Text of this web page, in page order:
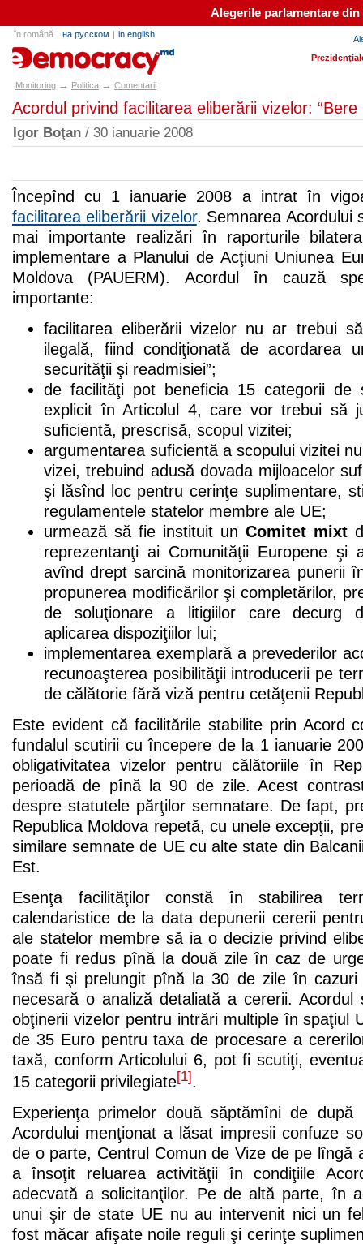
Alegerile parlamentare
în română | на русском | in english
e-democracy.md
Monitoring → Politica → Comentarii
Acordul privind facilitarea eliberării vizelor: “Bere
Igor Boţan / 30 ianuarie 2008
Începînd cu 1 ianuarie 2008 a intrat în
facilitarea eliberării vizelor. Semnarea Acordului
mai importante realizări în raporturile
implementare a Planului de Acţiuni Uniunea
Moldova (PAUERM). Acordul în cauză
importante:
facilitarea eliberării vizelor nu ar trebui
ilegală, fiind condiţionată de acordarea
securităţii şi readmisiei”;
de facilităţi pot beneficia 15 categorii de
explicit în Articolul 4, care vor trebui să
suficientă, prescrisă, scopul vizitei;
argumentarea suficientă a scopului vizitei
vizei, trebuind adusă dovada mijloacelor
şi lăsînd loc pentru cerinţe suplimentare,
regulamentele statelor membre ale UE;
urmează să fie instituit un Comitet mixt
reprezentanţi ai Comunităţii Europene şi
avînd drept sarcină monitorizarea punerii
propunerea modificărilor şi completărilor,
de soluţionare a litigiilor care decurg
aplicarea dispoziţiilor lui;
implementarea exemplară a prevederilor
recunoaşterea posibilităţii introducerii pe
de călătorie fără viză pentru cetăţenii
Este evident că facilitările stabilite prin Acord
fundalul scutirii cu începere de la 1 ianuarie
obligativitatea vizelor pentru călătoriile în
perioadă de pînă la 90 de zile. Acest
despre statutele părţilor semnatare. De fapt,
Republica Moldova repetă, cu unele excepţii,
similare semnate de UE cu alte state din
Est.
Esenţa facilităţilor constă în stabilirea
calendaristice de la data depunerii cererii
ale statelor membre să ia o decizie privind
poate fi redus pînă la două zile în caz de
însă fi şi prelungit pînă la 30 de zile în cazuri
necesară o analiză detaliată a cererii. Acordul
obţinerii vizelor pentru intrări multiple în spaţiul
de 35 Euro pentru taxa de procesare a
taxă, conform Articolului 6, pot fi scutiţi,
15 categorii privilegiate[1].
Experienţa primelor două săptămîni de
Acordului menţionat a lăsat impresii confuze
de o parte, Centrul Comun de Vize de pe lîngă
a însoţit reluarea activităţii în condiţiile
adecvată a solicitanţilor. Pe de altă parte, în
unui şir de state UE nu au intervenit nici un
fost măcar afişate noile reguli şi cerinţe